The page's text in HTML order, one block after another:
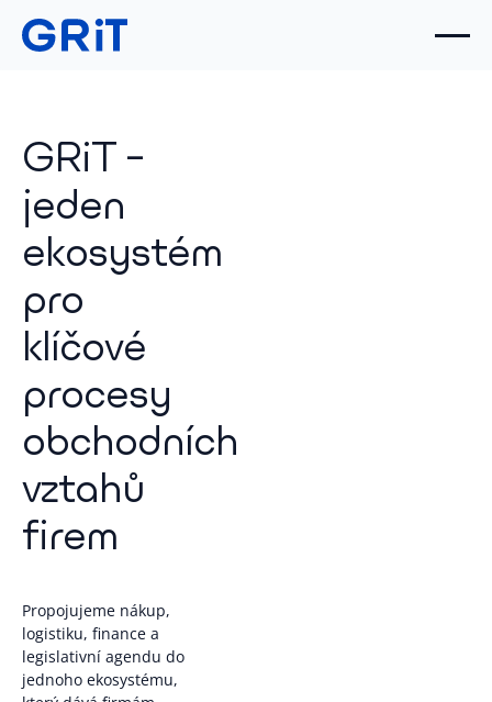
GRiT –
jeden
ekosystém
pro
klíčové
procesy
obchodních
vztahů
firem
Propojujeme nákup,
logistiku, finance a
legislativní agendu do
jednoho ekosystému,